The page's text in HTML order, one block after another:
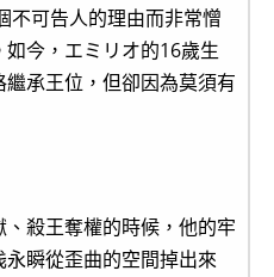
不可告人的理由而非常憎
如今，エミリオ的16歲生
承王位，但卻因為莫須有
殺王奪權的時候，他的牢
瞬從歪曲的空間掉出來